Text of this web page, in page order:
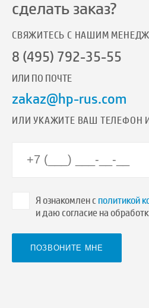
сделать заказ?
СВЯЖИТЕСЬ С НАШИМ
8 (495) 792-35-55
ИЛИ ПО ПОЧТЕ
zakaz@hp-rus.com
ИЛИ УКАЖИТЕ ВАШ ТЕЛЕФОН
Я ознакомлен с политикой
и даю согласие на